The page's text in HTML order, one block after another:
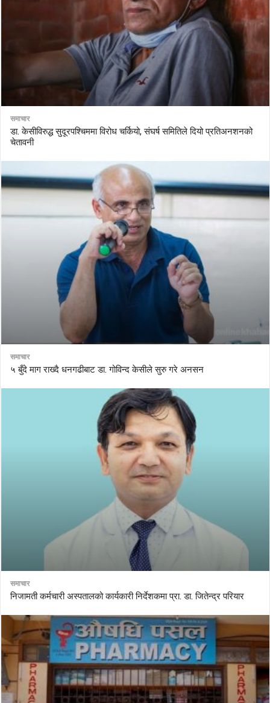
समाचार
डा. केसीविरुद्ध सुदूरपश्चिममा विरोध चर्कियो, संघर्ष समितिले दियो प्रतिअनशनको
चेतावनी
समाचार
५ बुँदे माग राख्दै धनगढीबाट डा. गोविन्द केसीले सुरु गरे अनसन
समाचार
निजामती कर्मचारी अस्पतालको कार्यकारी निर्देशकमा प्रा. डा. जितेन्द्र परियार